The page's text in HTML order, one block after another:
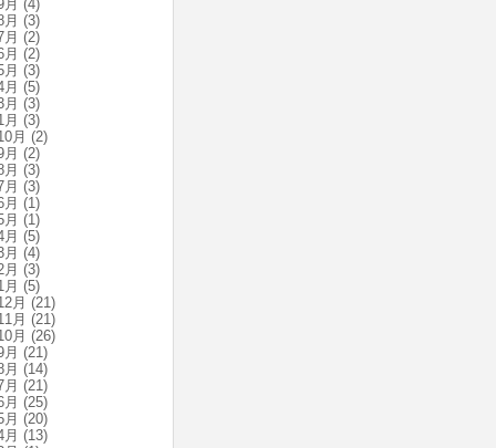
(4)
(3)
(2)
(2)
(3)
(5)
(3)
(3)
月 (2)
(2)
(3)
(3)
(1)
(1)
(5)
(4)
(3)
(5)
月 (21)
月 (21)
月 (26)
(21)
(14)
(21)
(25)
(20)
(13)